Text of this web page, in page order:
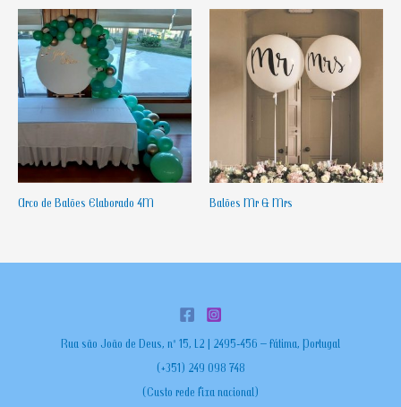
Arco de Balões Elaborado 4M Balões Mr & Mrs
Rua são João de Deus, nº 15, L2 | 2495-456 – Fátima, Portugal
(+351) 249 098 748
(Custo rede fixa nacional)